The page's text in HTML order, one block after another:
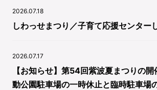
2026.07.18
しわっせまつり／子育て応援センター
2026.07.17
【お知らせ】第54回紫波夏まつりの
動公園駐車場の一時休止と臨時駐車場